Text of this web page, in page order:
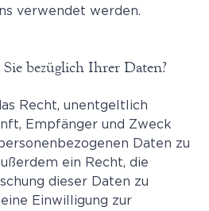
verwendet werden.
bezüglich Ihrer Daten?
Recht, unentgeltlich
Empfänger und Zweck
Daten zu
ein Recht, die
dieser Daten zu
Einwilligung zur